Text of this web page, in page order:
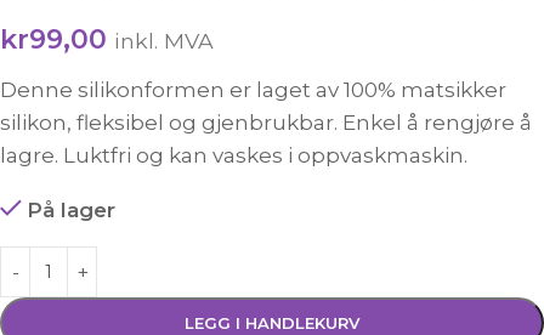
kr99,00 inkl. MVA
Denne silikonformen er laget av 100% matsikker
silikon, fleksibel og gjenbrukbar. Enkel å rengjøre å
lagre. Luktfri og kan vaskes i oppvaskmaskin.
På lager
LEGG I HANDLEKURV